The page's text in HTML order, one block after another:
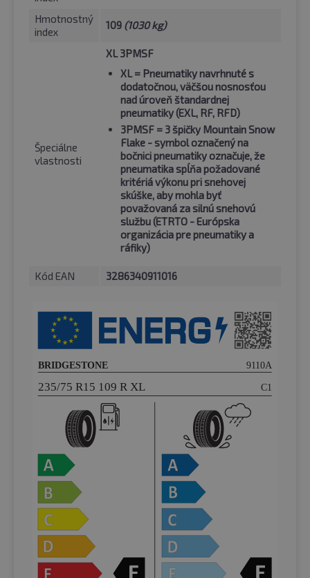
Hmotnostný
index
109 (1030 kg)
Špeciálne
vlastnosti
XL 3PMSF
XL= Pneumatiky navrhnuté s
dodatočnou, väčšou nosnosťou
nad úroveň štandardnej
pneumatiky (EXL, RF, RFD)
3PMSF = 3 špičky Mountain Snow
Flake - symbol označený na
bočnici pneumatiky označuje, že
pneumatika spĺňa požadované
kritériá výkonu pri snehovej
skúške, aby mohla byť
považovaná za silnú snehovú
službu (ETRTO - Európska
organizácia pre pneumatiky a
ráfiky)
Kód EAN 3286340911016